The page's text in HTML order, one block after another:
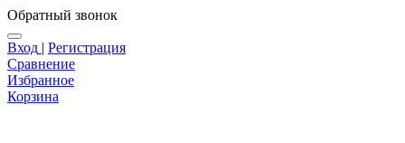
Обратный звонок
Вход | Регистрация
Сравнение
Избранное
Корзина